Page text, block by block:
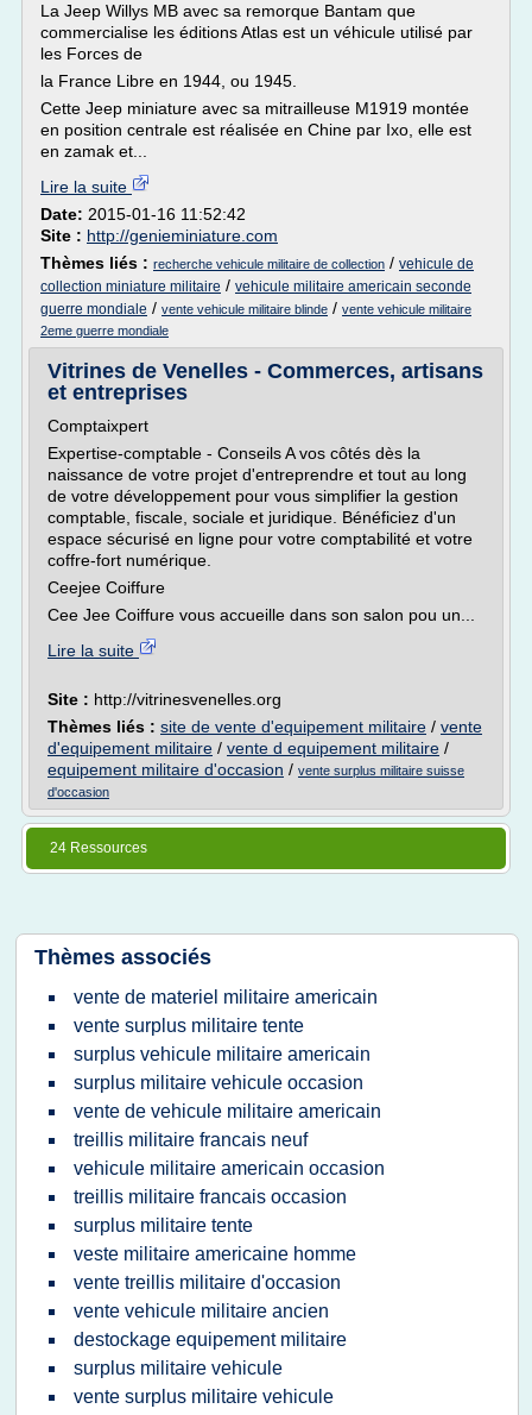
La Jeep Willys MB avec sa remorque Bantam que
commercialise les éditions Atlas est un véhicule utilisé par
les Forces de
la France Libre en 1944, ou 1945.
Cette Jeep miniature avec sa mitrailleuse M1919 montée
en position centrale est réalisée en Chine par Ixo, elle est
en zamak et...
Lire la suite
Date: 2015-01-16 11:52:42
Site : http://genieminiature.com
Thèmes liés : recherche vehicule militaire de collection / vehicule de
collection miniature militaire / vehicule militaire americain seconde
guerre mondiale / vente vehicule militaire blinde / vente vehicule militaire
2eme guerre mondiale
Vitrines de Venelles - Commerces, artisans
et entreprises
Comptaixpert
Expertise-comptable - Conseils A vos côtés dès la
naissance de votre projet d'entreprendre et tout au long
de votre développement pour vous simplifier la gestion
comptable, fiscale, sociale et juridique. Bénéficiez d'un
espace sécurisé en ligne pour votre comptabilité et votre
coffre-fort numérique.
Ceejee Coiffure
Cee Jee Coiffure vous accueille dans son salon pou un...
Lire la suite
Site : http://vitrinesvenelles.org
Thèmes liés : site de vente d'equipement militaire / vente
d'equipement militaire / vente d equipement militaire /
equipement militaire d'occasion / vente surplus militaire suisse
d'occasion
24 Ressources
Thèmes associés
vente de materiel militaire americain
vente surplus militaire tente
surplus vehicule militaire americain
surplus militaire vehicule occasion
vente de vehicule militaire americain
treillis militaire francais neuf
vehicule militaire americain occasion
treillis militaire francais occasion
surplus militaire tente
veste militaire americaine homme
vente treillis militaire d'occasion
vente vehicule militaire ancien
destockage equipement militaire
surplus militaire vehicule
vente surplus militaire vehicule